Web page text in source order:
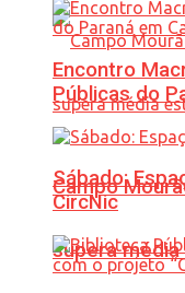
Campo
supera média
Encontro
Públicas do
Sábado:
CircNic